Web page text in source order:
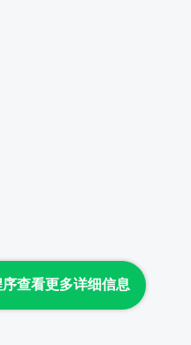
查看更多详细信息